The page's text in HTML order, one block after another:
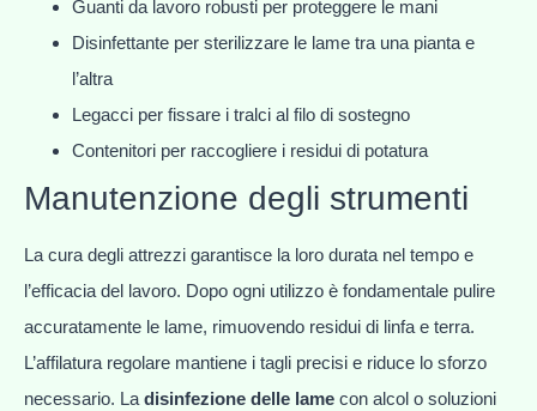
Guanti da lavoro robusti per proteggere le mani
Disinfettante per sterilizzare le lame tra una pianta e
l’altra
Legacci per fissare i tralci al filo di sostegno
Contenitori per raccogliere i residui di potatura
Manutenzione degli strumenti
La cura degli attrezzi garantisce la loro durata nel tempo e
l’efficacia del lavoro. Dopo ogni utilizzo è fondamentale pulire
accuratamente le lame, rimuovendo residui di linfa e terra.
L’affilatura regolare mantiene i tagli precisi e riduce lo sforzo
necessario. La disinfezione delle lame con alcol o soluzioni